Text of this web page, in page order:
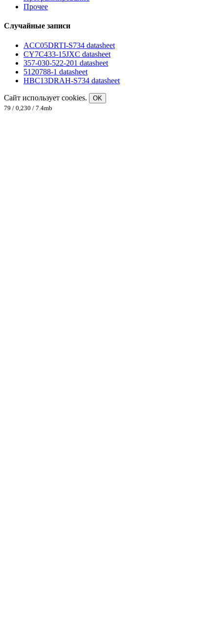
Прочее
Случайные записи
ACC05DRTI-S734 datasheet
CY7C433-15JXC datasheet
357-030-522-201 datasheet
5120788-1 datasheet
HBC13DRAH-S734 datasheet
Сайт использует cookies.
OK
79 / 0,230 / 7.4mb